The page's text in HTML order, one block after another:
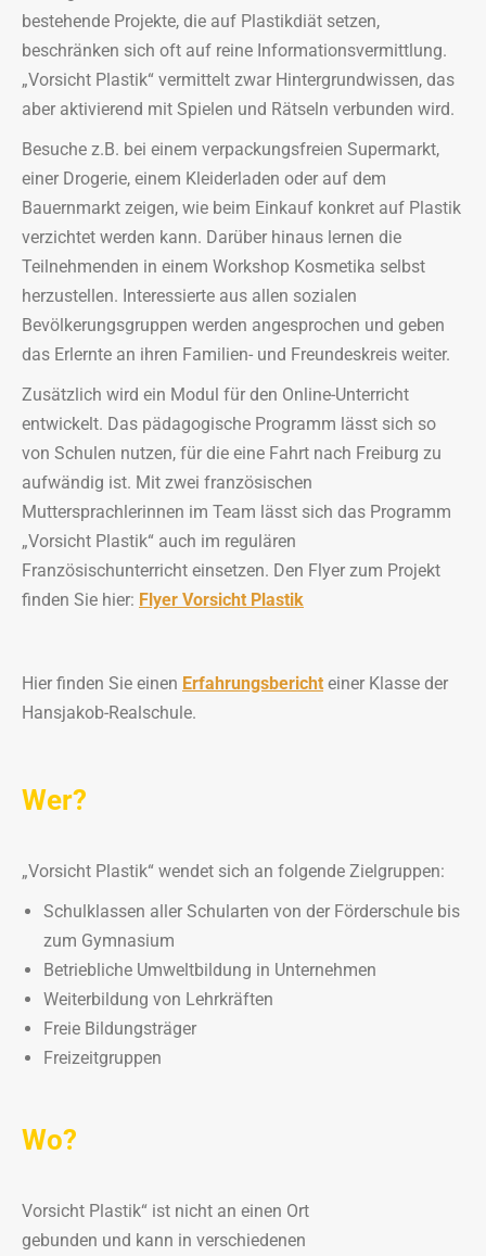
bestehende Projekte, die auf Plastikdiät setzen,
beschränken sich oft auf reine Informationsvermittlung.
„Vorsicht Plastik“ vermittelt zwar Hintergrundwissen, das
aber aktivierend mit Spielen und Rätseln verbunden wird.
Besuche z.B. bei einem verpackungsfreien Supermarkt,
einer Drogerie, einem Kleiderladen oder auf dem
Bauernmarkt zeigen, wie beim Einkauf konkret auf Plastik
verzichtet werden kann. Darüber hinaus lernen die
Teilnehmenden in einem Workshop Kosmetika selbst
herzustellen. Interessierte aus allen sozialen
Bevölkerungsgruppen werden angesprochen und geben
das Erlernte an ihren Familien- und Freundeskreis weiter.
Zusätzlich wird ein Modul für den Online-Unterricht
entwickelt. Das pädagogische Programm lässt sich so
von Schulen nutzen, für die eine Fahrt nach Freiburg zu
aufwändig ist. Mit zwei französischen
Muttersprachlerinnen im Team lässt sich das Programm
„Vorsicht Plastik“ auch im regulären
Französischunterricht einsetzen. Den Flyer zum Projekt
finden Sie hier: Flyer Vorsicht Plastik
Hier finden Sie einen Erfahrungsbericht einer Klasse der
Hansjakob-Realschule.
Wer?
„Vorsicht Plastik“ wendet sich an folgende Zielgruppen:
Schulklassen aller Schularten von der Förderschule bis
zum Gymnasium
Betriebliche Umweltbildung in Unternehmen
Weiterbildung von Lehrkräften
Freie Bildungsträger
Freizeitgruppen
Wo?
Vorsicht Plastik“ ist nicht an einen Ort
gebunden und kann in verschiedenen